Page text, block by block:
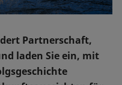
Partnerschaft,
laden Sie ein, mit